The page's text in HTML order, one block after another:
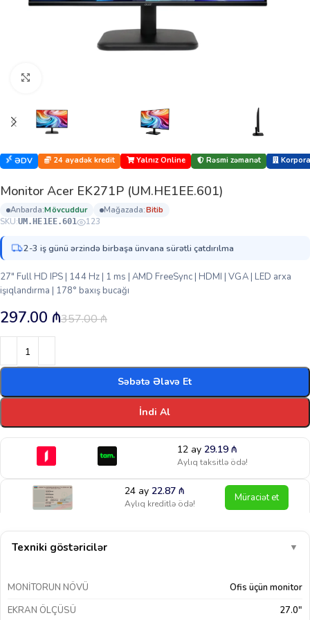
ƏDV 24 ayadək kredit Yalnız Online Rəsmi zəmanət
Monitor Acer EK271P (UM.HE1EE.601)
anbarda: mövcuddur mağazada:
bi̇ti̇b
SKU:UM.HE1EE.601 123
2-3 iş günü ərzində birbaşa ünvana sürətli çatdırılma
27″ Full HD IPS | 144 Hz | 1 ms | AMD FreeSync | HDMI | VGA | LED arxa
işıqlandırma | 178° baxış bucağı
357.00₼
297.00 ₼
Səbətə Əlavə Et
İndi Al
12 ay 29.19 ₼
Aylıq taksitlə ödə!
24 ay22.87₼
Aylıq kreditlə ödə! Müraciət et
Texniki göstəricilər ▼
MONITORUN NÖVÜ
Ofis üçün monitor
EKRAN ÖLÇÜSÜ
27.0"